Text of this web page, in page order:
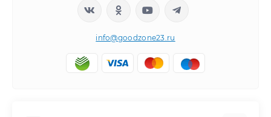
info@goodzone23.ru